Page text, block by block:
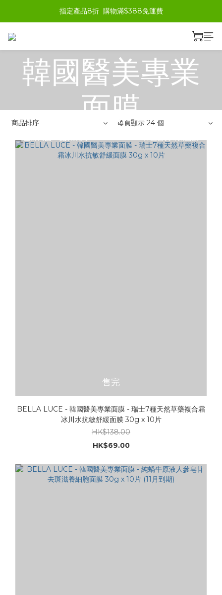
指定產品8折  購物滿$388免運費
BELLA LUCE
韓國醫美專業
面膜
商品排序 每頁顯示 24 個
售完
BELLA LUCE - 韓國醫美專業面膜 - 瑞士7種天然草藥複合霜
冰川水抗敏舒緩面膜 30g x 10片
HK$138.00
HK$69.00